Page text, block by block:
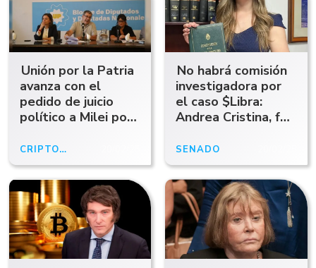
Unión por la Patria
avanza con el
pedido de juicio
político a Milei por
criptomoneda
CRIPTOGATE
No habrá comisión
investigadora por
el caso $Libra:
Andrea Cristina, fue
senadoras que votó
en contra
SENADO